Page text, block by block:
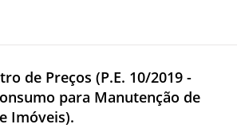
de Preços (P.E. 10/2019 -
para Manutenção de
Imóveis).